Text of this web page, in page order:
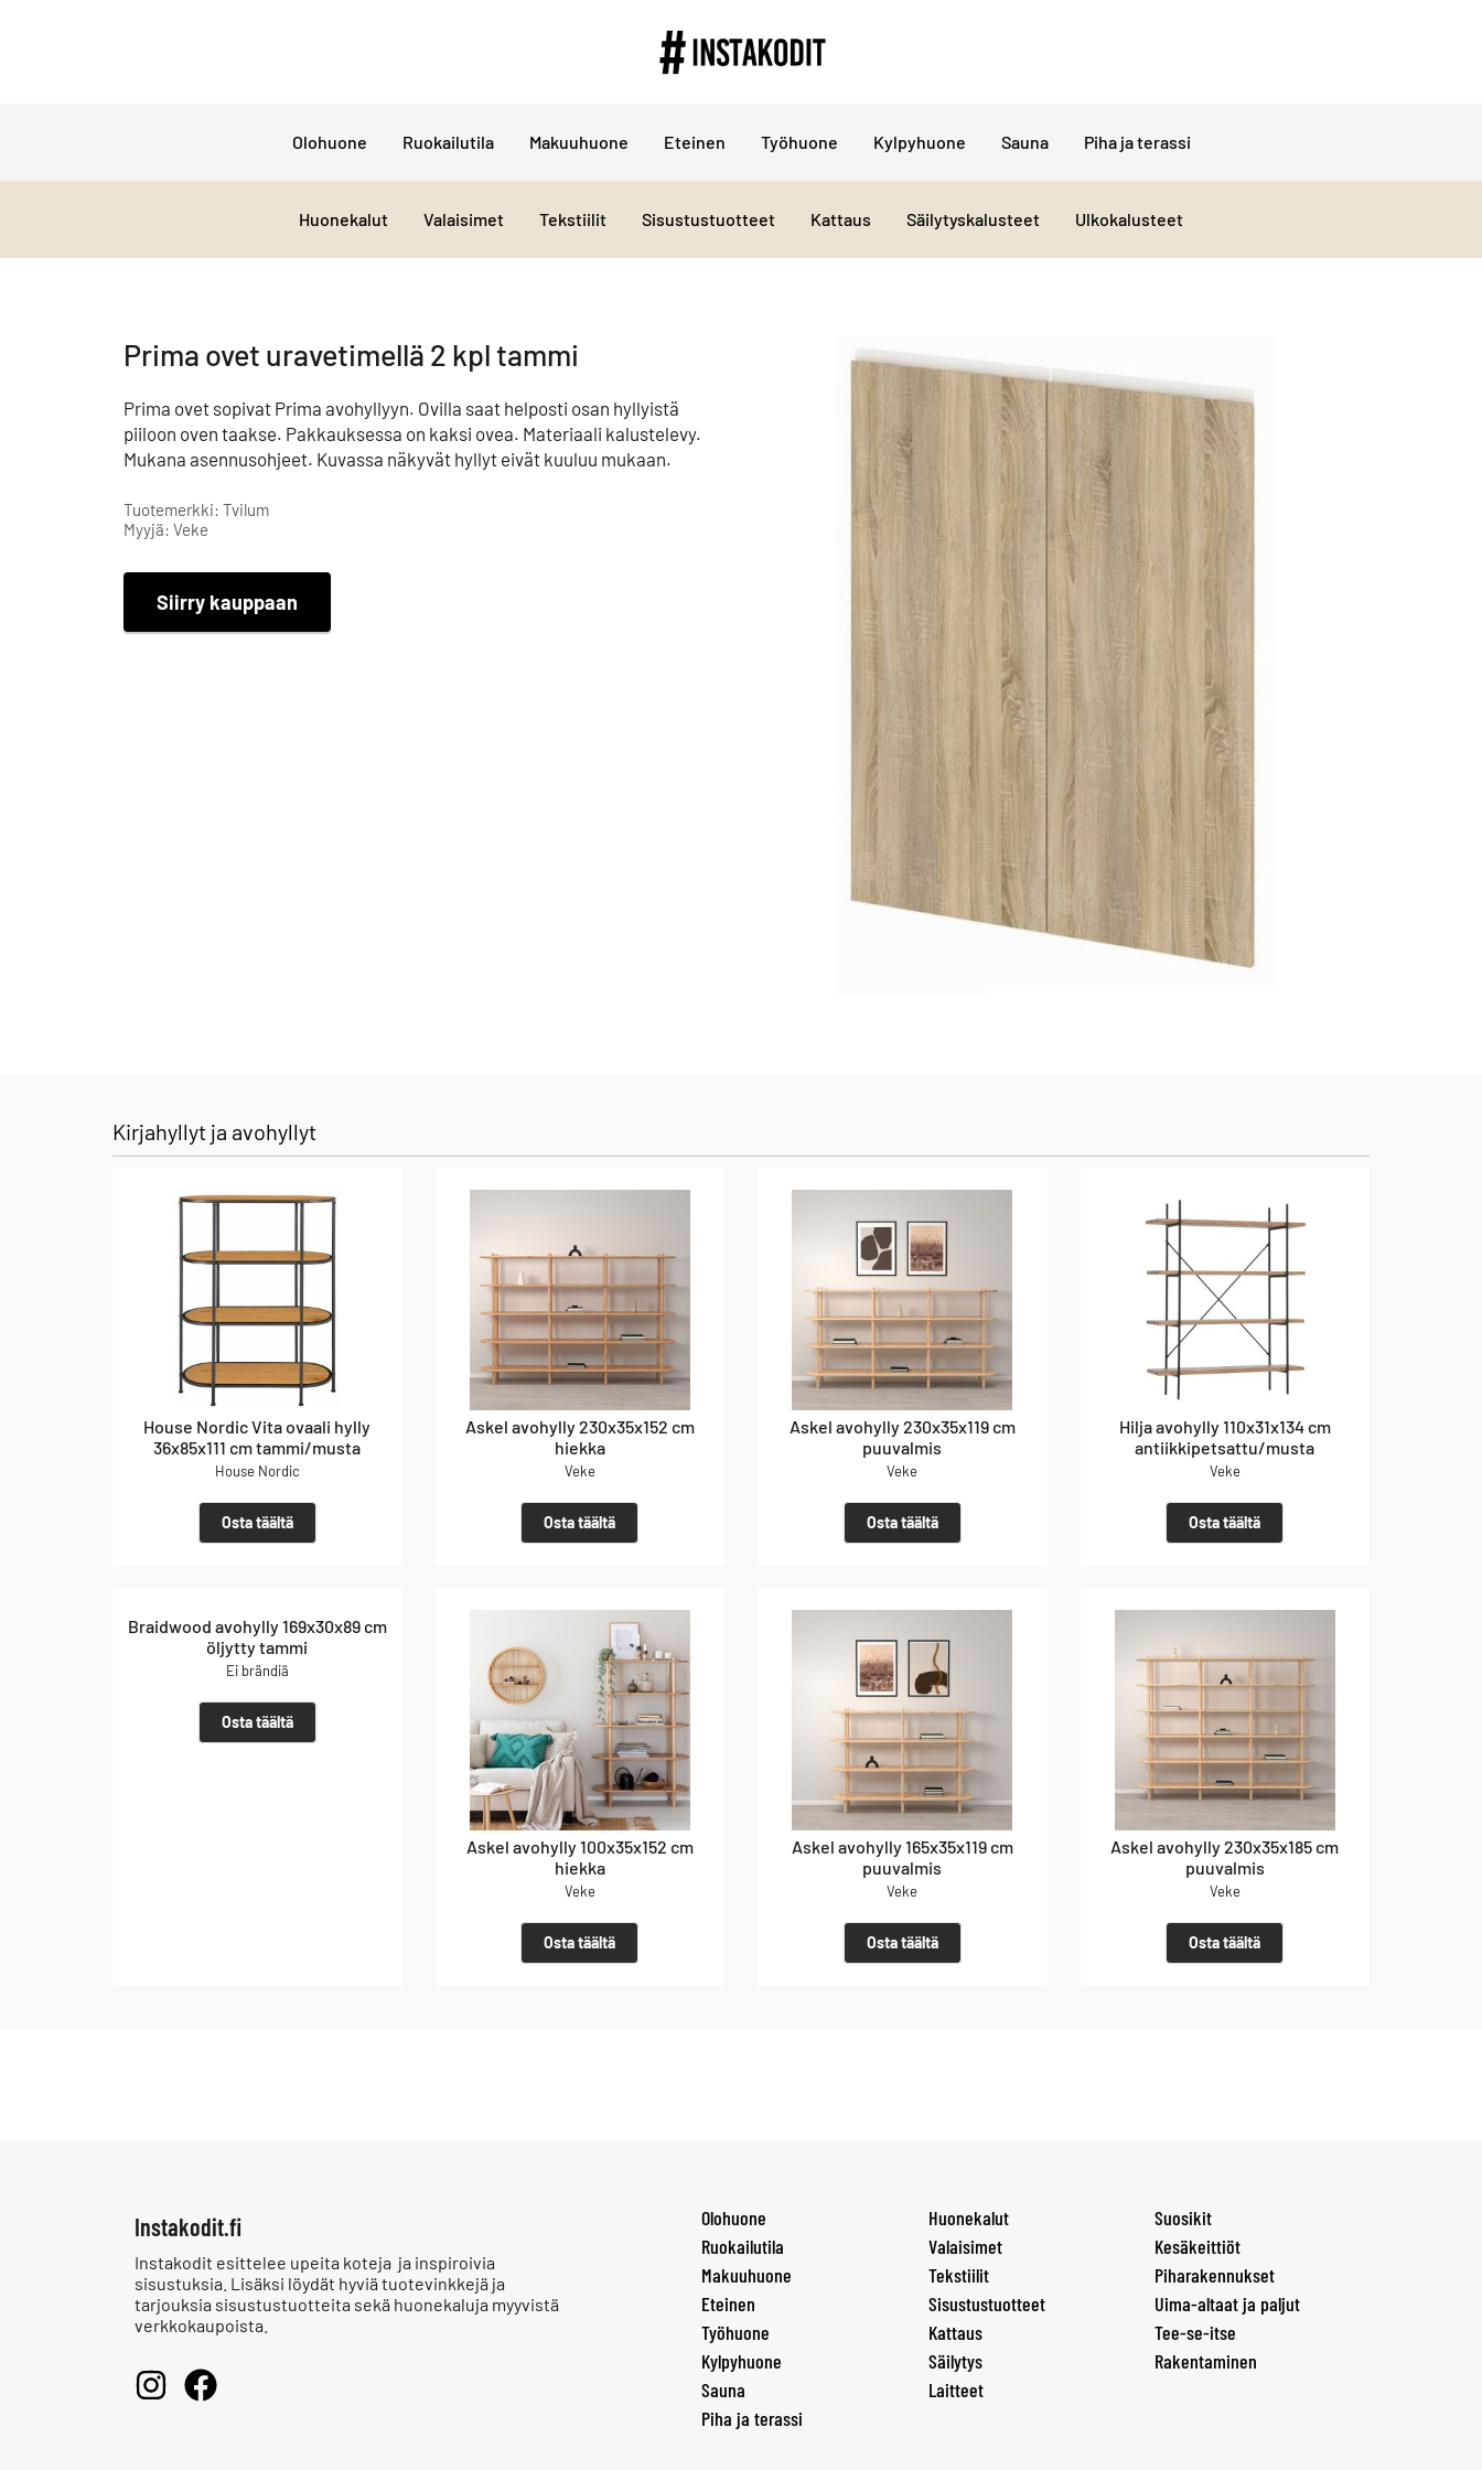
Olohuone Ruokailutila Makuuhuone Eteinen Työhuone Kylpyhuone Sauna Piha ja terassi
Huonekalut Valaisimet Tekstiilit Sisustustuotteet Kattaus Säilytyskalusteet Ulkokalusteet
Prima ovet uravetimellä 2 kpl tammi
Prima ovet sopivat Prima avohyllyyn. Ovilla saat helposti osan hyllyistä
piiloon oven taakse. Pakkauksessa on kaksi ovea. Materiaali kalustelevy.
Mukana asennusohjeet. Kuvassa näkyvät hyllyt eivät kuuluu mukaan.
Tuotemerkki: Tvilum
Myyjä: Veke
Siirry kauppaan
Kirjahyllyt ja avohyllyt
House Nordic Vita ovaali hylly
36x85x111 cm tammi/musta
House Nordic
Osta täältä
Askel avohylly 230x35x152 cm
hiekka
Veke
Osta täältä
Askel avohylly 230x35x119 cm
puuvalmis
Veke
Osta täältä
Hilja avohylly 110x31x134 cm
antiikkipetsattu/musta
Veke
Osta täältä
Braidwood avohylly 169x30x89 cm
öljytty tammi
Ei brändiä
Osta täältä
Askel avohylly 100x35x152 cm
hiekka
Veke
Osta täältä
Askel avohylly 165x35x119 cm
puuvalmis
Veke
Osta täältä
Askel avohylly 230x35x185 cm
puuvalmis
Veke
Osta täältä
Instakodit.fi
Instakodit esittelee upeita koteja ja inspiroivia
sisustuksia. Lisäksi löydät hyviä tuotevinkkejä ja
tarjouksia sisustustuotteita sekä huonekaluja myyvistä
verkkokaupoista.
Olohuone
Ruokailutila
Makuuhuone
Eteinen
Työhuone
Kylpyhuone
Sauna
Piha ja terassi
Huonekalut
Valaisimet
Tekstiilit
Sisustustuotteet
Kattaus
Säilytys
Laitteet
Suosikit
Kesäkeittiöt
Piharakennukset
Uima-altaat ja paljut
Tee-se-itse
Rakentaminen